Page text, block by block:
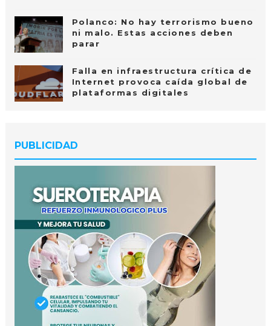
Polanco: No hay terrorismo bueno
ni malo. Estas acciones deben
parar
Falla en infraestructura crítica de
Internet provoca caída global de
plataformas digitales
PUBLICIDAD